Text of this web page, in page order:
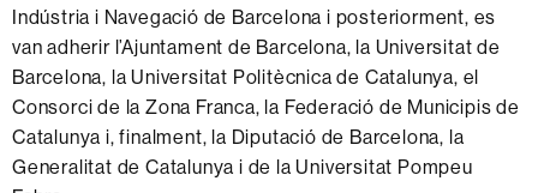
Indústria i Navegació de Barcelona i posteriorment, es
van adherir l’Ajuntament de Barcelona, la Universitat de
Barcelona, la Universitat Politècnica de Catalunya, el
Consorci de la Zona Franca, la Federació de Municipis de
Catalunya i, finalment, la Diputació de Barcelona, la
Generalitat de Catalunya i de la Universitat Pompeu